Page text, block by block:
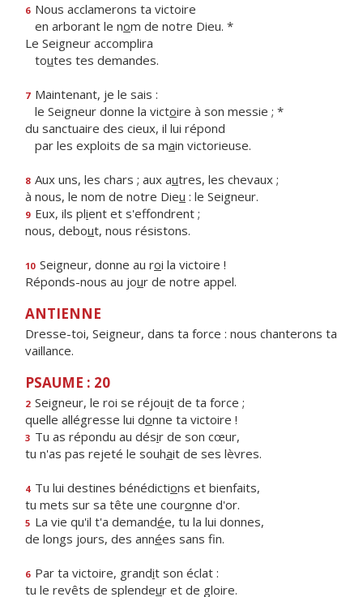
6 Nous acclamerons ta victoire
en arborant le nom de notre Dieu. *
Le Seigneur accomplira
toutes tes demandes.
7 Maintenant, je le sais :
le Seigneur donne la victoire à son messie ; *
du sanctuaire des cieux, il lui répond
par les exploits de sa main victorieuse.
8 Aux uns, les chars ; aux autres, les chevaux ;
à nous, le nom de notre Dieu : le Seigneur.
9 Eux, ils plient et s'effondrent ;
nous, debout, nous résistons.
10 Seigneur, donne au roi la victoire !
Réponds-nous au jour de notre appel.
ANTIENNE
Dresse-toi, Seigneur, dans ta force : nous chanterons ta
vaillance.
PSAUME : 20
2 Seigneur, le roi se réjouit de ta force ;
quelle allégresse lui donne ta victoire !
3 Tu as répondu au désir de son cœur,
tu n'as pas rejeté le souhait de ses lèvres.
4 Tu lui destines bénédictions et bienfaits,
tu mets sur sa tête une couronne d'or.
5 La vie qu'il t'a demandée, tu la lui donnes,
de longs jours, des années sans fin.
6 Par ta victoire, grandit son éclat :
tu le revêts de splendeur et de gloire.